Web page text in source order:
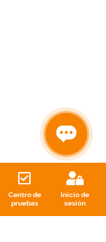
Centro de
pruebas
Inicio de
sesión